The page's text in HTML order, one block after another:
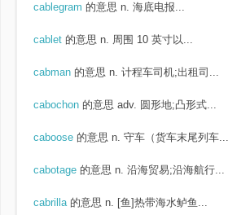
cablegram 的意思 n. 海底电报...
cablet 的意思 n. 周围 10 英寸以...
cabman 的意思 n. 计程车司机;出租司...
cabochon 的意思 adv. 圆形地;凸形式...
caboose 的意思 n. 守车（货车末尾列车...
cabotage 的意思 n. 沿海贸易;沿海航行...
cabrilla 的意思 n. [鱼]热带海水鲈鱼...